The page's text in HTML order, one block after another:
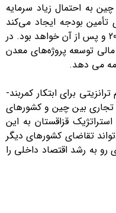
به احتمال زیاد سرمایه
تأمین بودجه ایجاد می‌کند
که سبب رشد متوسط تولید تا سال 2026 و پس از آن خواهد بود. در
توسعه پروژه‌های معدن
می دهد.
برای ابتکار کمربند-
تجاری بین چین و کشورهای
قزاقستان به این
تقاضای کشورهای دیگر
به رشد اقتصاد داخلی را